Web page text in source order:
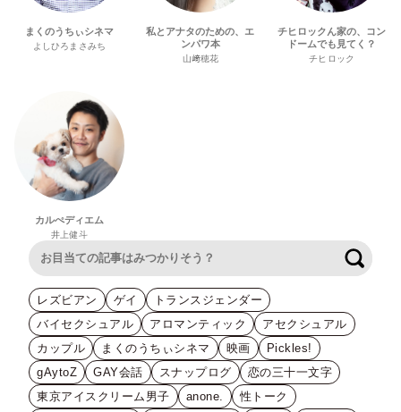
まくのうちぃシネマ
よしひろまさみち
私とアナタのための、エ
ンパワ本
山﨑穂花
チヒロックん家の、コン
ドームでも見てく？
チヒロック
カルぺディエム
井上健斗
レズビアン ゲイ
トランスジェンダー
バイセクシュアル
アロマンティック
アセクシュアル
カップル
まくのうちぃシネマ 映画
Pickles!
gAytoZ
GAY会話 スナップログ
恋の三十一文字
東京アイスクリーム男子
anone.
性トーク